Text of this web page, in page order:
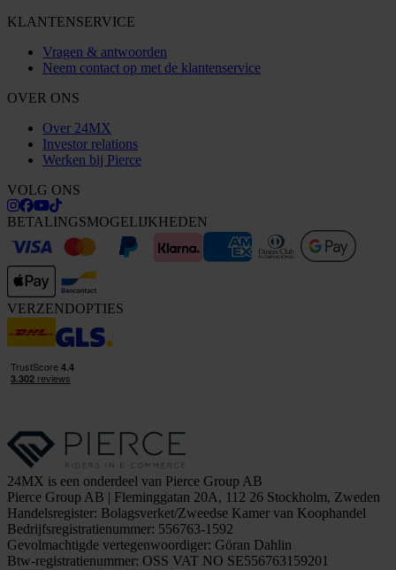
KLANTENSERVICE
Vragen & antwoorden
Neem contact op met de klantenservice
OVER ONS
Over 24MX
Investor relations
Werken bij Pierce
VOLG ONS
BETALINGSMOGELIJKHEDEN
VERZENDOPTIES
24MX is een onderdeel van Pierce Group AB
Pierce Group AB | Fleminggatan 20A, 112 26 Stockholm, Zweden
Handelsregister: Bolagsverket/Zweedse Kamer van Koophandel
Bedrijfsregistratienummer: 556763-1592
Gevolmachtigde vertegenwoordiger: Göran Dahlin
Btw-registratienummer: OSS VAT NO SE556763159201